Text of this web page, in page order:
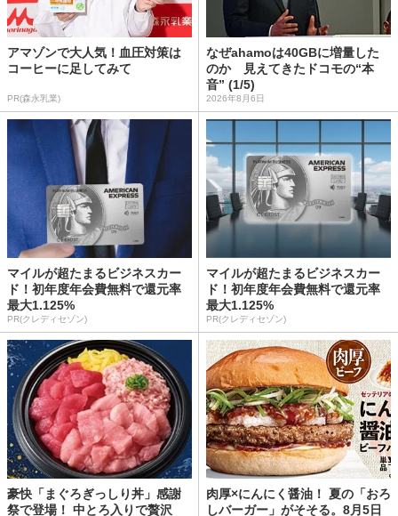
アマゾンで大人気！血圧対策は
コーヒーに足してみて
PR(森永乳業)
なぜahamoは40GBに増量した
のか 見えてきたドコモの“本
音” (1/5)
2026年8月6日
マイルが超たまるビジネスカー
ド！初年度年会費無料で還元率
最大1.125%
PR(クレディセゾン)
マイルが超たまるビジネスカー
ド！初年度年会費無料で還元率
最大1.125%
PR(クレディセゾン)
豪快「まぐろぎっしり丼」感謝
祭で登場！ 中とろ入りで贅沢
肉厚×にんにく醤油！ 夏の「おろ
しバーガー」がそそる。8月5日